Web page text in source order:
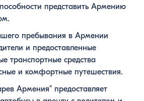
представить Армению
пребывания в Армении
и предоставленные
транспортные средства
и комфортные путешествия.
Армения” предоставляет